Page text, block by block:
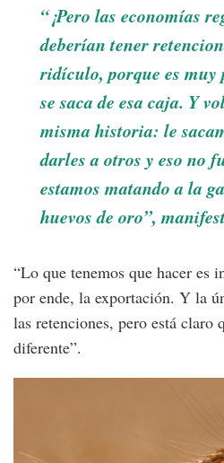
“¡Pero las economías
deberían tener
ridículo, porque es muy
se saca de esa caja. Y
misma historia: le
darles a otros y eso no
estamos matando a la
huevos de oro”,
“Lo que tenemos que hacer es
por ende, la exportación. Y la
las retenciones, pero está claro
diferente”.